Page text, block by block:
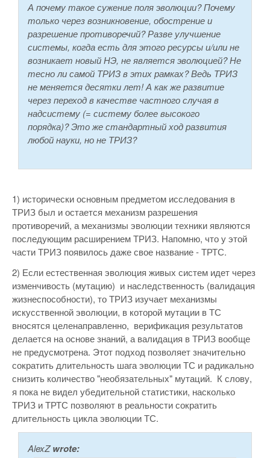
А почему такое сужение поля эволюции? Почему
только через возникновение, обострение и
разрешение противоречий? Разве улучшение
системы, когда есть для этого ресурсы и/или не
возникает новый НЭ, не является эволюцией? Не
тесно ли самой ТРИЗ в этих рамках? Ведь ТРИЗ
не меняется десятки лет! А как же развитие
через переход в качестве частного случая в
надсистему (= систему более высокого
порядка)? Это же стандартный ход развития
любой науки, но не ТРИЗ?
1) исторически основным предметом исследования в
ТРИЗ был и остается механизм разрешения
противоречий, а механизмы эволюции техники являются
последующим расширением ТРИЗ. Напомню, что у этой
части ТРИЗ появилось даже свое название - ТРТС.
2) Если естественная эволюция живых систем идет через
изменчивость (мутацию) и наследственность (валидация
жизнеспособности), то ТРИЗ изучает механизмы
искусственной эволюции, в которой мутации в ТС
вносятся целенаправленно, верификация результатов
делается на основе знаний, а валидация в ТРИЗ вообще
не предусмотрена. Этот подход позволяет значительно
сократить длительность шага эволюции ТС и радикально
снизить количество "необязательных" мутаций. К слову,
я пока не видел убедительной статистики, насколько
ТРИЗ и ТРТС позволяют в реальности сократить
длительность цикла эволюции ТС.
AlexZwrote: